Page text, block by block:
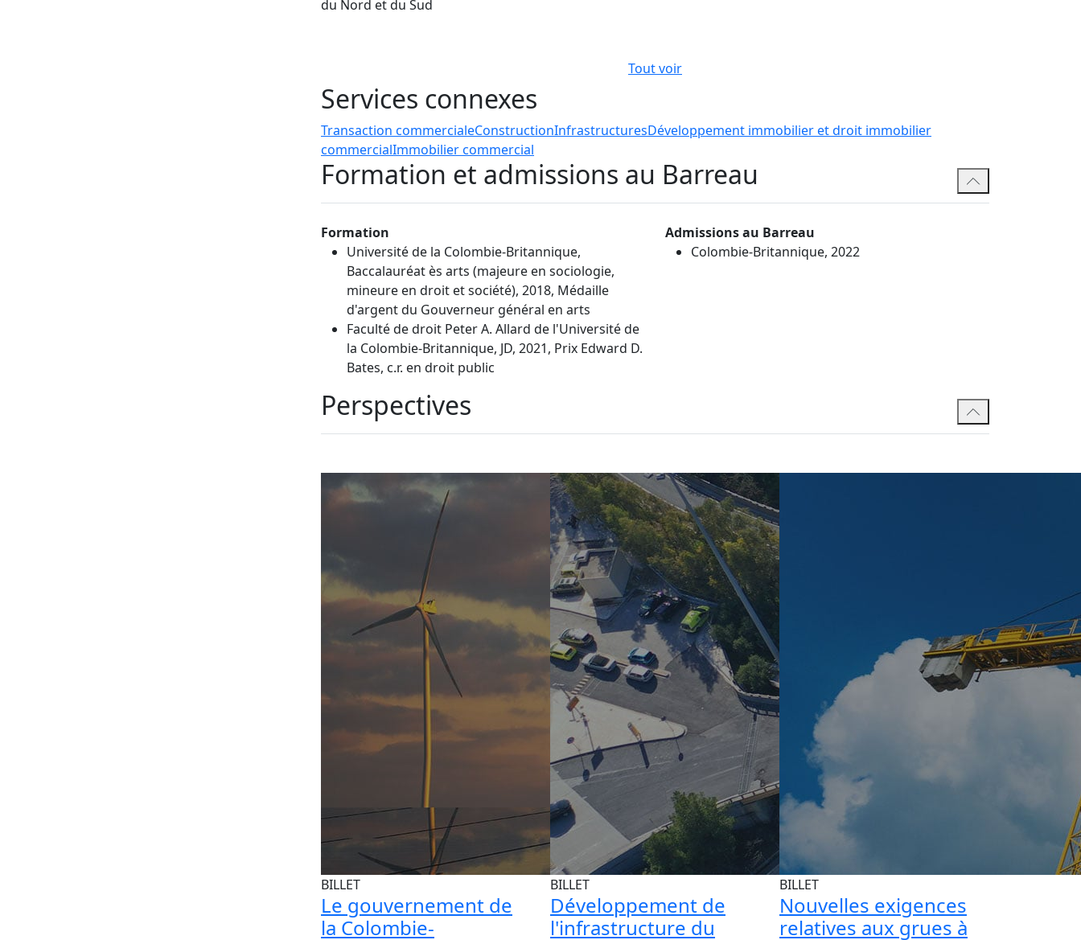
du Nord et du Sud
Tout voir
Services connexes
Transaction commercialeConstructionInfrastructuresDéveloppement immobilier et droit immobilier
commercialImmobilier commercial
Formation et admissions au Barreau
Formation
Université de la Colombie-Britannique,
Baccalauréat ès arts (majeure en sociologie,
mineure en droit et société), 2018, Médaille
d'argent du Gouverneur général en arts
Faculté de droit Peter A. Allard de l'Université de
la Colombie-Britannique, JD, 2021, Prix Edward D.
Bates, c.r. en droit public
Admissions au Barreau
Colombie-Britannique, 2022
Perspectives
BILLET
Le gouvernement de
la Colombie-
BILLET
Développement de
l'infrastructure du
BILLET
Nouvelles exigences
relatives aux grues à